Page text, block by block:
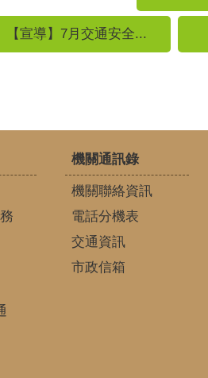
【宣導】7月交通安全...
機關通訊錄
機關聯絡資訊
電話分機表
交通資訊
市政信箱